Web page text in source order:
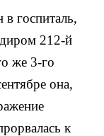
в госпиталь,
212-й
же 3-го
она,
к